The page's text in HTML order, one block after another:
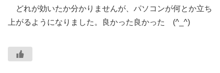
どれが効いたか分かりませんが、パソコンが何とか立ち
上がるようになりました。良かった良かった (^_^)